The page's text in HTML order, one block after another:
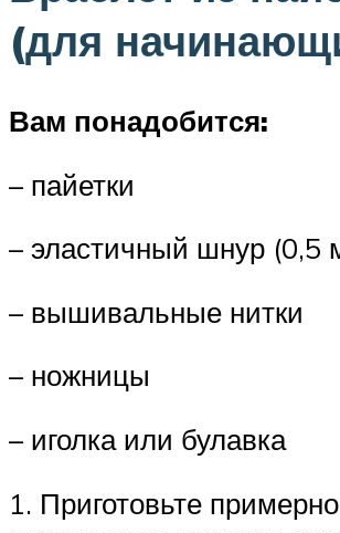
(для
Вам понадобится:
– пайетки
– эластичный шнур (0,5
– вышивальные нитки
– ножницы
– иголка или булавка
1. Приготовьте